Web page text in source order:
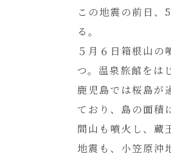
この地震の前日
る。
５月６日箱根山
つ。温泉旅館をは
鹿児島では桜島が
ており、島の面積
間山も噴火し、蔵
地震も、小笠原沖